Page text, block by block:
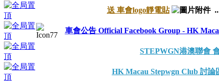
送 車會logo靜電貼
車會公告 Official Facebook Group - HK
STEPWGN港澳聯會
HK Macau Stepwgn Club 討論